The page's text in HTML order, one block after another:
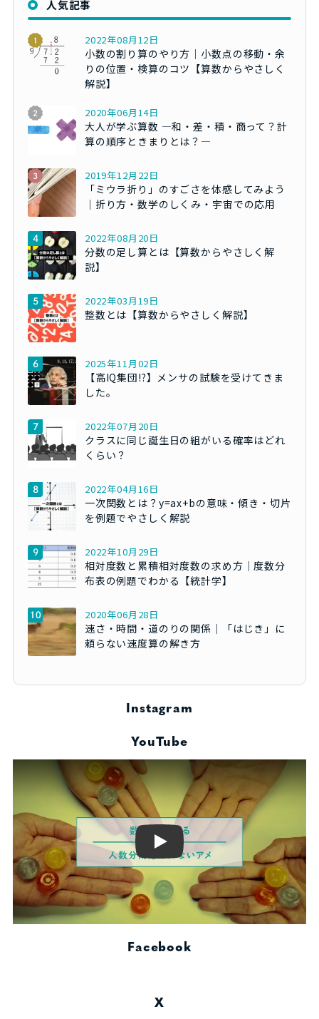
人気記事
2022年08月12日
小数の割り算のやり方｜小数点の移動・余
りの位置・検算のコツ【算数からやさしく
解説】
2020年06月14日
大人が学ぶ算数 ―和・差・積・商って？計
算の順序ときまりとは？―
2019年12月22日
「ミウラ折り」のすごさを体感してみよう
｜折り方・数学のしくみ・宇宙での応用
2022年08月20日
分数の足し算とは【算数からやさしく解
説】
2022年03月19日
整数とは【算数からやさしく解説】
2025年11月02日
【高IQ集団!?】メンサの試験を受けてきま
した。
2022年07月20日
クラスに同じ誕生日の組がいる確率はどれ
くらい？
2022年04月16日
一次関数とは？y=ax+bの意味・傾き・切片
を例題でやさしく解説
2022年10月29日
相対度数と累積相対度数の求め方｜度数分
布表の例題でわかる【統計学】
2020年06月28日
速さ・時間・道のりの関係｜「はじき」に
頼らない速度算の解き方
Instagram
YouTube
Play
Facebook
X